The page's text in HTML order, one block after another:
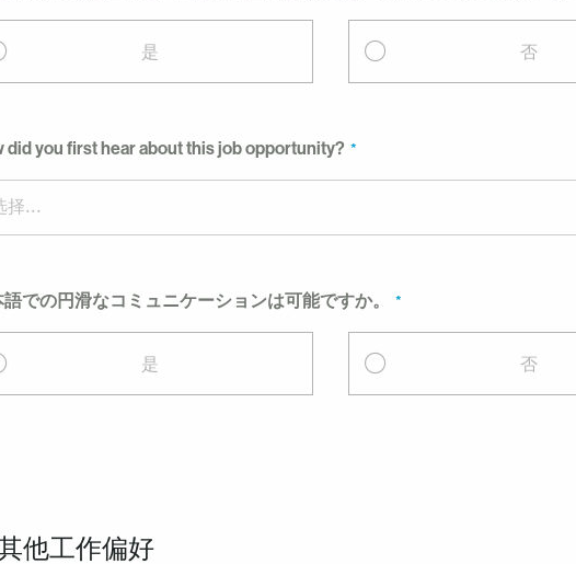
是 否
did you first hear about this job opportunity?
择...
語での円滑なコミュニケーションは可能ですか。
是 否
他工作偏好